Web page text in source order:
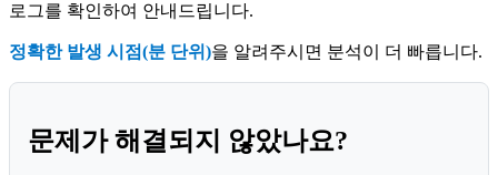
로그를 확인하여 안내드립니다.
정확한 발생 시점(분 단위)을 알려주시면 분석이 더 빠릅니다.
문제가 해결되지 않았나요?